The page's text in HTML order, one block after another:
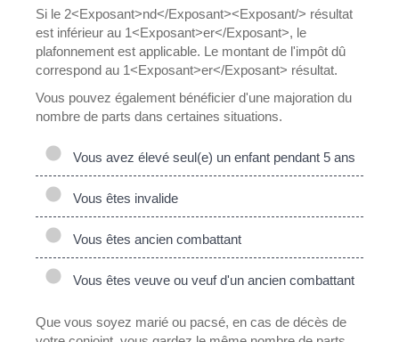
Si le 2<Exposant>nd</Exposant><Exposant/> résultat
est inférieur au 1<Exposant>er</Exposant>, le
plafonnement est applicable. Le montant de l'impôt dû
correspond au 1<Exposant>er</Exposant> résultat.
Vous pouvez également bénéficier d'une majoration du
nombre de parts dans certaines situations.
Vous avez élevé seul(e) un enfant pendant 5 ans
Vous êtes invalide
Vous êtes ancien combattant
Vous êtes veuve ou veuf d'un ancien combattant
Que vous soyez marié ou pacsé, en cas de décès de